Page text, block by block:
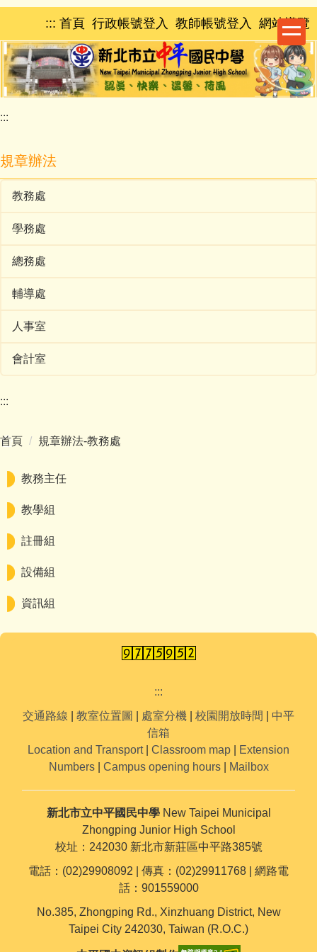
跳
主
要
內
容
區
::: 首頁 行政帳號登入 教師帳號登入 網站導覽
:::
規章辦法
教務處
學務處
總務處
輔導處
人事室
會計室
:::
首頁 規章辦法-教務處
教務主任
教學組
註冊組
設備組
資訊組
:::
交通路線
教室位置圖 處室分機 校園開放時間
中平
信箱
Location and Transport| Classroom map
Extension
Numbers| Campus opening hours| Mailbox
新北市立中平國民中學 New Taipei Municipal
Zhongping Junior High School
校址：242030 新北市新莊區中平路385號
電話：(02)29908092 | 傳真：(02)29911768 | 網路電
話：901559000
No.385, Zhongping Rd., Xinzhuang District, New
Taipei City 242030, Taiwan (R.O.C.)